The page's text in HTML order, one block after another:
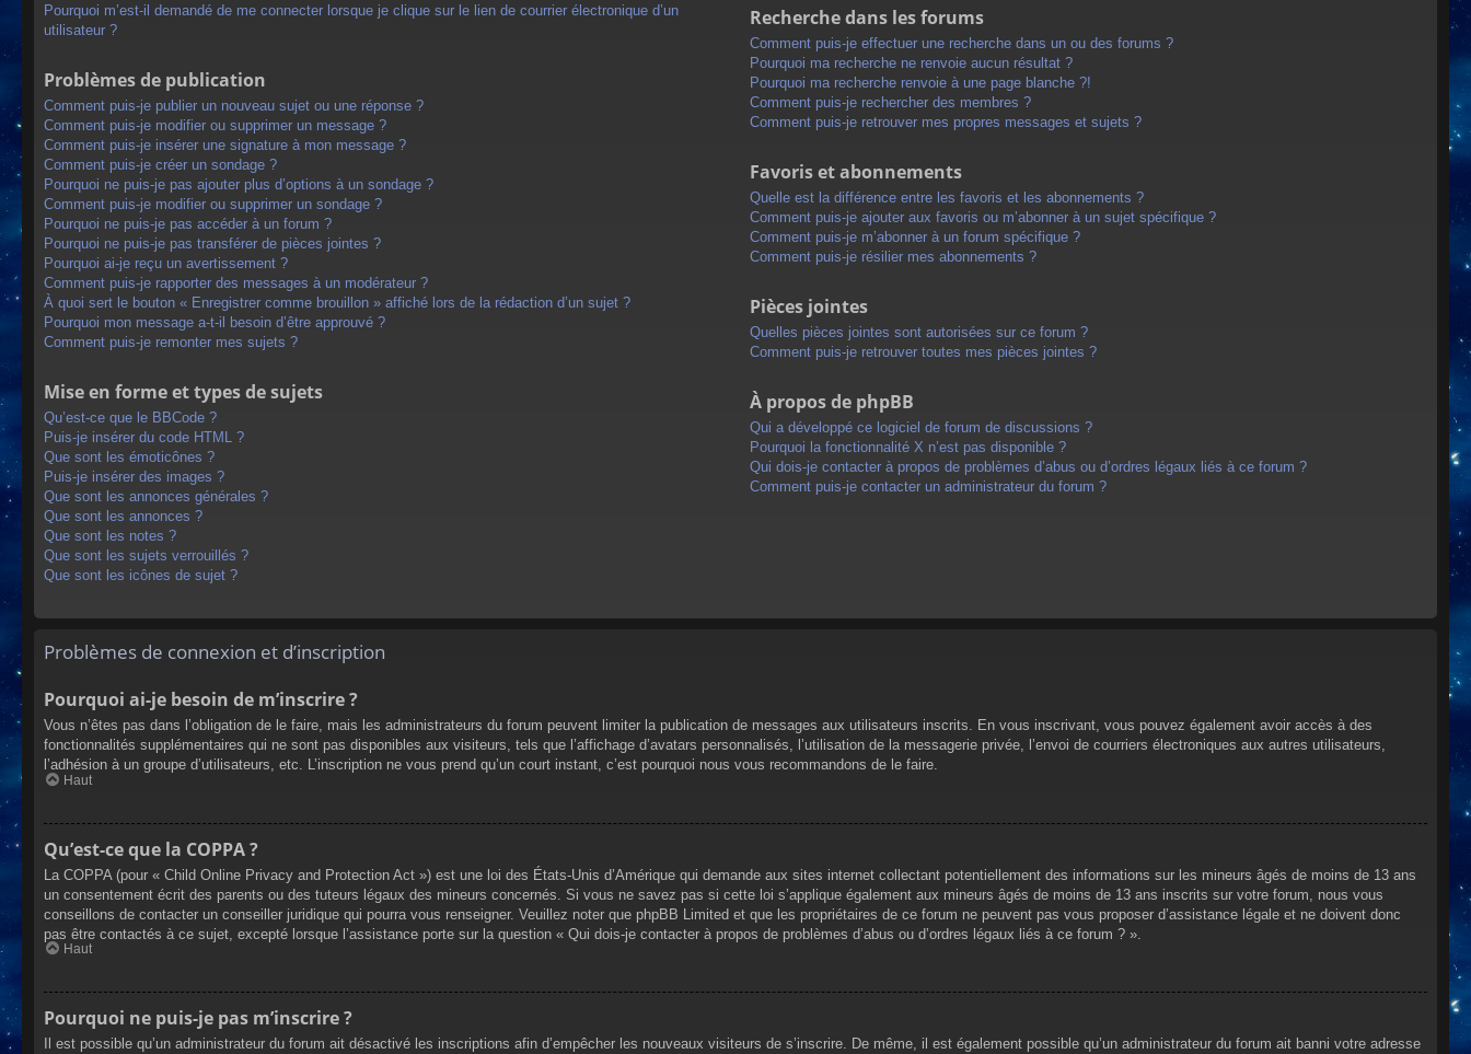
Pourquoi m’est-il demandé de me connecter lorsque je clique sur le lien de courrier électronique d’un
utilisateur ?
Problèmes de publication
Comment puis-je publier un nouveau sujet ou une réponse ?
Comment puis-je modifier ou supprimer un message ?
Comment puis-je insérer une signature à mon message ?
Comment puis-je créer un sondage ?
Pourquoi ne puis-je pas ajouter plus d’options à un sondage ?
Comment puis-je modifier ou supprimer un sondage ?
Pourquoi ne puis-je pas accéder à un forum ?
Pourquoi ne puis-je pas transférer de pièces jointes ?
Pourquoi ai-je reçu un avertissement ?
Comment puis-je rapporter des messages à un modérateur ?
À quoi sert le bouton « Enregistrer comme brouillon » affiché lors de la rédaction d’un sujet ?
Pourquoi mon message a-t-il besoin d’être approuvé ?
Comment puis-je remonter mes sujets ?
Mise en forme et types de sujets
Qu’est-ce que le BBCode ?
Puis-je insérer du code HTML ?
Que sont les émoticônes ?
Puis-je insérer des images ?
Que sont les annonces générales ?
Que sont les annonces ?
Que sont les notes ?
Que sont les sujets verrouillés ?
Que sont les icônes de sujet ?
Recherche dans les forums
Comment puis-je effectuer une recherche dans un ou des forums ?
Pourquoi ma recherche ne renvoie aucun résultat ?
Pourquoi ma recherche renvoie à une page blanche ?!
Comment puis-je rechercher des membres ?
Comment puis-je retrouver mes propres messages et sujets ?
Favoris et abonnements
Quelle est la différence entre les favoris et les abonnements ?
Comment puis-je ajouter aux favoris ou m’abonner à un sujet spécifique ?
Comment puis-je m’abonner à un forum spécifique ?
Comment puis-je résilier mes abonnements ?
Pièces jointes
Quelles pièces jointes sont autorisées sur ce forum ?
Comment puis-je retrouver toutes mes pièces jointes ?
À propos de phpBB
Qui a développé ce logiciel de forum de discussions ?
Pourquoi la fonctionnalité X n’est pas disponible ?
Qui dois-je contacter à propos de problèmes d’abus ou d’ordres légaux liés à ce forum ?
Comment puis-je contacter un administrateur du forum ?
Problèmes de connexion et d’inscription
Pourquoi ai-je besoin de m’inscrire ?
Vous n’êtes pas dans l’obligation de le faire, mais les administrateurs du forum peuvent limiter la publication de messages aux utilisateurs inscrits. En vous inscrivant, vous pouvez également avoir accès à des
fonctionnalités supplémentaires qui ne sont pas disponibles aux visiteurs, tels que l’affichage d’avatars personnalisés, l’utilisation de la messagerie privée, l’envoi de courriers électroniques aux autres utilisateurs,
l’adhésion à un groupe d’utilisateurs, etc. L’inscription ne vous prend qu’un court instant, c’est pourquoi nous vous recommandons de le faire.
Haut
Qu’est-ce que la COPPA ?
La COPPA (pour « Child Online Privacy and Protection Act ») est une loi des États-Unis d’Amérique qui demande aux sites internet collectant potentiellement des informations sur les mineurs âgés de moins de 13 ans
un consentement écrit des parents ou des tuteurs légaux des mineurs concernés. Si vous ne savez pas si cette loi s’applique également aux mineurs âgés de moins de 13 ans inscrits sur votre forum, nous vous
conseillons de contacter un conseiller juridique qui pourra vous renseigner. Veuillez noter que phpBB Limited et que les propriétaires de ce forum ne peuvent pas vous proposer d’assistance légale et ne doivent donc
pas être contactés à ce sujet, excepté lorsque l’assistance porte sur la question « Qui dois-je contacter à propos de problèmes d’abus ou d’ordres légaux liés à ce forum ? ».
Haut
Pourquoi ne puis-je pas m’inscrire ?
Il est possible qu’un administrateur du forum ait désactivé les inscriptions afin d’empêcher les nouveaux visiteurs de s’inscrire. De même, il est également possible qu’un administrateur du forum ait banni votre adresse